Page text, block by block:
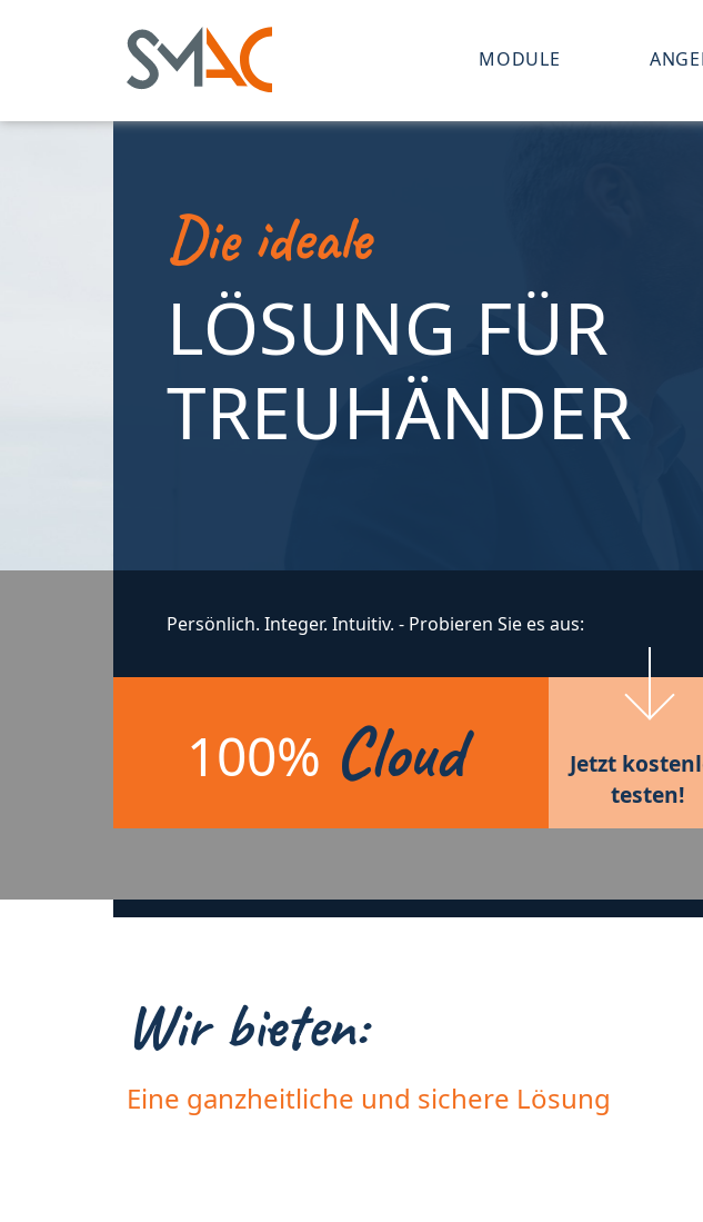
MODULE
Die ideale
LÖSUNG FÜR
TREUHÄNDER
Persönlich. Integer. Intuitiv. - Probieren Sie es aus:
100% Cloud
Jetzt
testen!
Wir bieten:
Eine ganzheitliche und sichere Lösung